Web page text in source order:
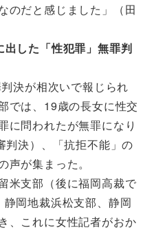
のだと感じました」（田
した「性犯罪」無罪判
決が相次いで報じられ
では、19歳の長女に性交
に問われたが無罪になり
判決）、「抗拒不能」の
声が集まった。
米支部（後に福岡高裁で
岡地裁浜松支部、静岡
、これに女性記者がおか